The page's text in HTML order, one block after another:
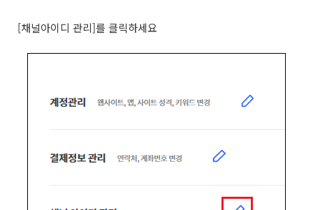
[채널아이디 관리]를 클릭하세요